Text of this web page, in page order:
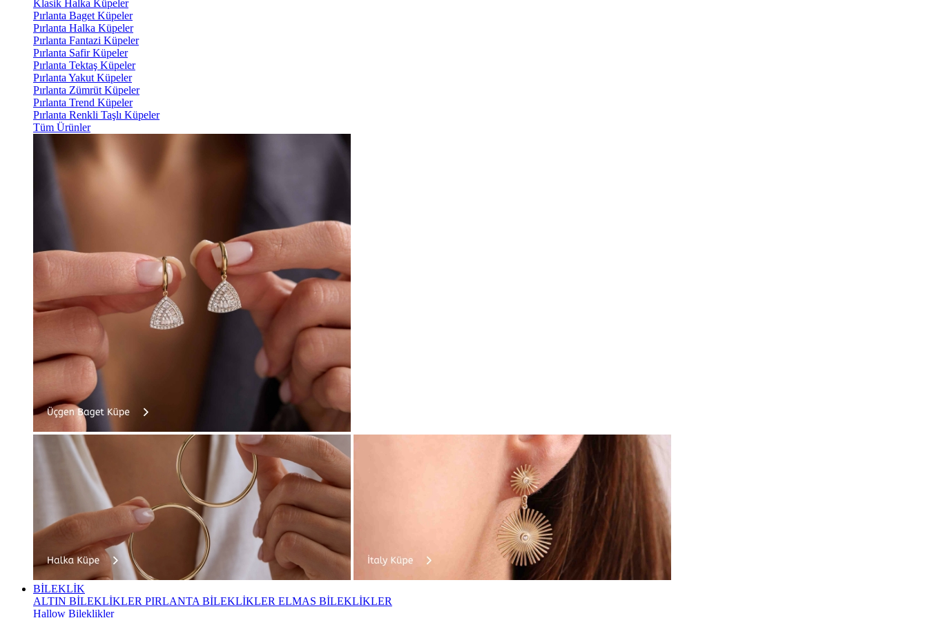
Klasik Halka Küpeler
Pırlanta Baget Küpeler
Pırlanta Halka Küpeler
Pırlanta Fantazi Küpeler
Pırlanta Safir Küpeler
Pırlanta Tektaş Küpeler
Pırlanta Yakut Küpeler
Pırlanta Zümrüt Küpeler
Pırlanta Trend Küpeler
Pırlanta Renkli Taşlı Küpeler
Tüm Ürünler
BİLEKLİK
ALTIN BİLEKLİKLER PIRLANTA BİLEKLİKLER ELMAS BİLEKLİKLER
Hallow Bileklikler